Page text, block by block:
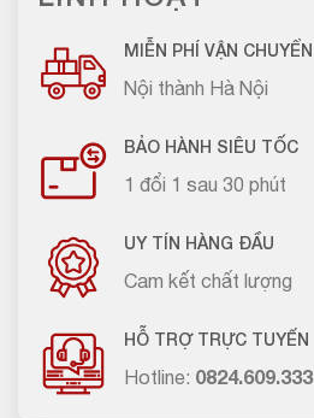
MIỄN PHÍ VẬN CHUYỂN
Nội thành Hà Nội
BẢO HÀNH SIÊU TỐC
1 đổi 1 sau 30 phút
UY TÍN HÀNG ĐẦU
Cam kết chất lượng
HỖ TRỢ TRỰC TUYẾN
Hotline: 0824.609.333